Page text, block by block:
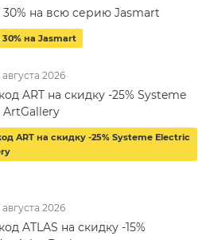
30% на всю серию Jasmart
на Jasmart
2026
ART на скидку -25% Systeme
ArtGallery
ART на скидку -25% Systeme Electric
2026
ATLAS на скидку -15%